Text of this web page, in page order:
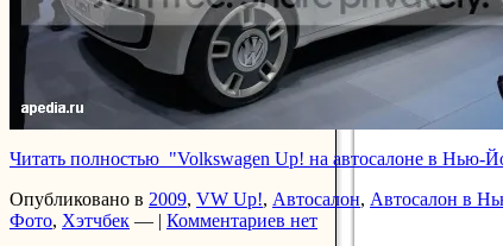
Читать полностью "Volkswagen Up! на автосалоне в Нью-
Опубликовано в 2009, VW Up!, Автосалон, Автосалон в
Фото, Хэтчбек — | Комментариев нет